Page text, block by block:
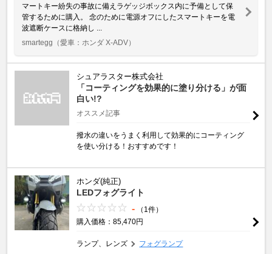
マートキー紛失の事故に備えラゲッジボックス内に予備として保
管するために購入。 念のために電源オフにしたスマートキーを電
波遮断ケースに格納し ...
smartegg （愛車：ホンダ X-ADV）
シュアラスター株式会社
「コーティングを効果的に塗り分ける」が面
白い!?
オススメ記事
撥水の違いをうまく利用して効果的にコーティング
を使い分ける！おすすめです！
ホンダ(純正)
LEDフォグライト
-
（1件）
購入価格：85,470円
ランプ、レンズ フォグランプ